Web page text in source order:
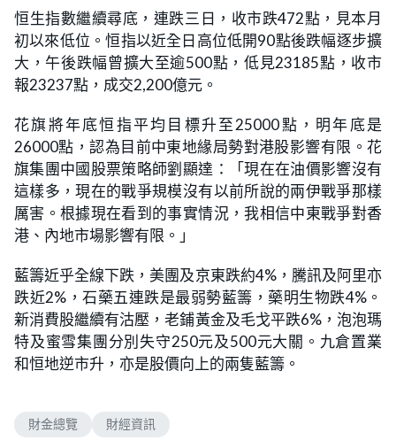
3
.
0
0
%
恒生指數繼續尋底，連跌三日，收市跌472點，見本月
初以來低位。恒指以近全日高位低開90點後跌幅逐步擴
大，午後跌幅曾擴大至逾500點，低見23185點，收市
報23237點，成交2,200億元。
花旗將年底恒指平均目標升至25000點，明年底是
26000點，認為目前中東地緣局勢對港股影響有限。花
旗集團中國股票策略師劉顯達：「現在在油價影響沒有
這樣多，現在的戰爭規模沒有以前所說的兩伊戰爭那樣
厲害。根據現在看到的事實情況，我相信中東戰爭對香
港、內地市場影響有限。」
藍籌近乎全線下跌，美團及京東跌約4%，騰訊及阿里亦
跌近2%，石藥五連跌是最弱勢藍籌，藥明生物跌4%。
新消費股繼續有沽壓，老鋪黃金及毛戈平跌6%，泡泡瑪
特及蜜雪集團分別失守250元及500元大關。九倉置業
和恒地逆市升，亦是股價向上的兩隻藍籌。
財金總覽 財經資訊